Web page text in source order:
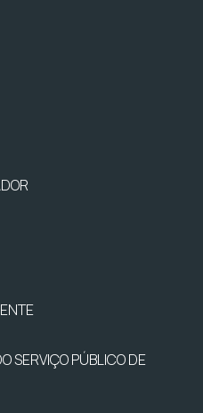
SERVIÇO PÚBLICO DE